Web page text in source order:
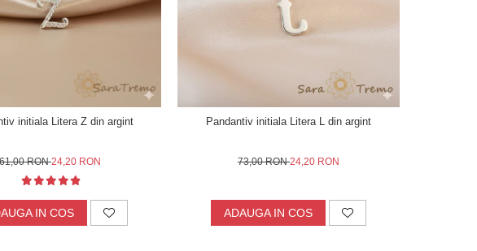
initiala Litera Z din argint
61,00 RON24,20 RON
IN COS
Pandantiv initiala Litera L din argint
73,00 RON24,20 RON
ADAUGA IN COS